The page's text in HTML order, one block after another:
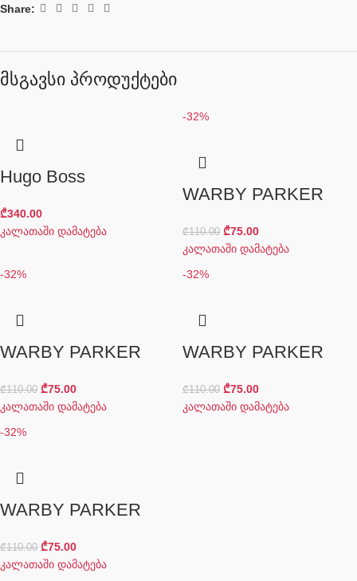
Share:
მსგავსი პროდუქტები
Hugo Boss
₾340.00
კალათაში დამატება
-32%
WARBY PARKER
₾110.00 ₾75.00
კალათაში დამატება
-32%
WARBY PARKER
₾110.00 ₾75.00
კალათაში დამატება
-32%
WARBY PARKER
₾110.00 ₾75.00
კალათაში დამატება
-32%
WARBY PARKER
₾110.00 ₾75.00
კალათაში დამატება